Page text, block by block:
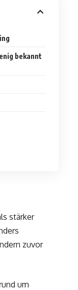
bekannt
stärker
zuvor
um